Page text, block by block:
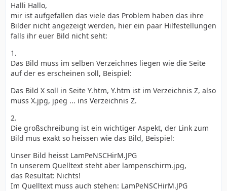
Halli Hallo,
mir ist aufgefallen das viele das Problem haben das ihre
Bilder nicht angezeigt werden, hier ein paar Hilfestellungen
falls ihr euer Bild nicht seht:
1.
Das Bild muss im selben Verzeichnes liegen wie die Seite
auf der es erscheinen soll, Beispiel:
Das Bild X soll in Seite Y.htm, Y.htm ist im Verzeichnis Z, also
muss X.jpg, jpeg ... ins Verzeichnis Z.
2.
Die großschreibung ist ein wichtiger Aspekt, der Link zum
Bild mus exakt so heissen wie das Bild, Beispiel:
Unser Bild heisst LamPeNSCHirM.JPG
In unserem Quelltext steht aber lampenschirm.jpg,
das Resultat: Nichts!
Im Quelltext muss auch stehen: LamPeNSCHirM.JPG